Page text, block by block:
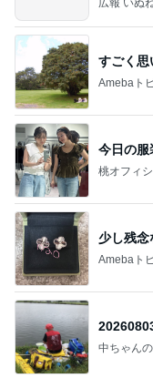
すごく思
Amebaト
今日の
桃オフィ
少し残念
Amebaト
中ちゃん